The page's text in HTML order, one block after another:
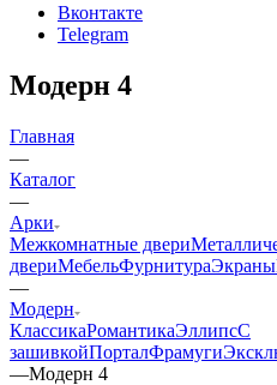
Вконтакте
Telegram
Модерн 4
Главная
—
Каталог
—
Арки
Межкомнатные двери
двериМебельФурнитураЭкраны
—
Модерн
КлассикаРомантикаЭллипсС
зашивкойПорталФрамуги
—Модерн 4